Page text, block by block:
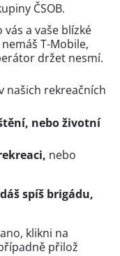
ČSOB.
a vaše blízké
T-Mobile,
držet nesmí.
našich rekreačních
nebo životní
nebo
spíš brigádu,
klikni na
přilož